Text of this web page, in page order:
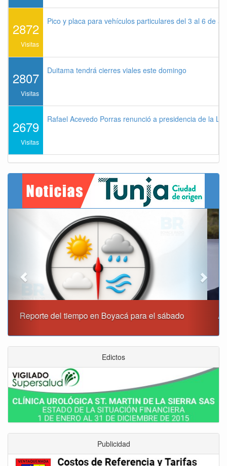
2872
Visitas
Pico y placa para vehículos particulares del 3 al 6 de
2807
Visitas
Duitama tendrá cierres viales este domingo
2679
Visitas
Rafael Acevedo Porras renunció a presidencia de la
Alcaldía de Tunja y Gobernación de Boyacá firmaron
Next
Edictos
Publicidad